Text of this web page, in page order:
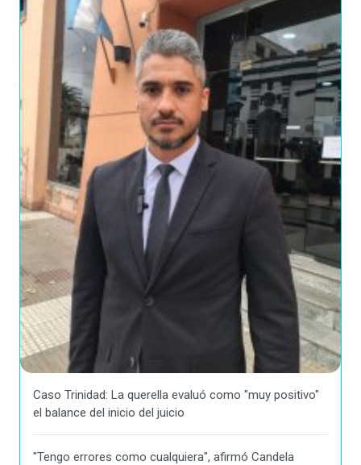
Caso Trinidad: La querella evaluó como "muy positivo"
el balance del inicio del juicio
"Tengo errores como cualquiera", afirmó Candela